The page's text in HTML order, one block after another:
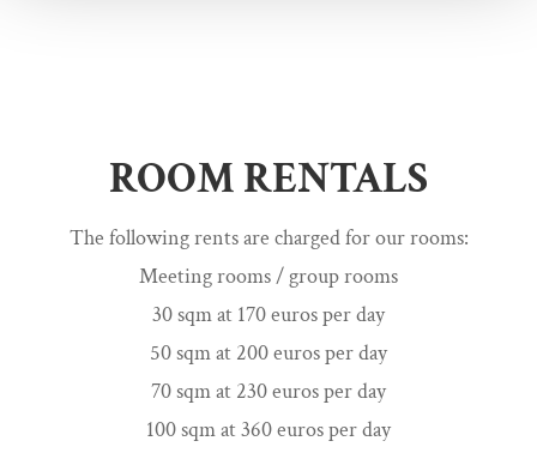
ROOM RENTALS
The following rents are charged for our rooms:
Meeting rooms / group rooms
30 sqm at 170 euros per day
50 sqm at 200 euros per day
70 sqm at 230 euros per day
100 sqm at 360 euros per day